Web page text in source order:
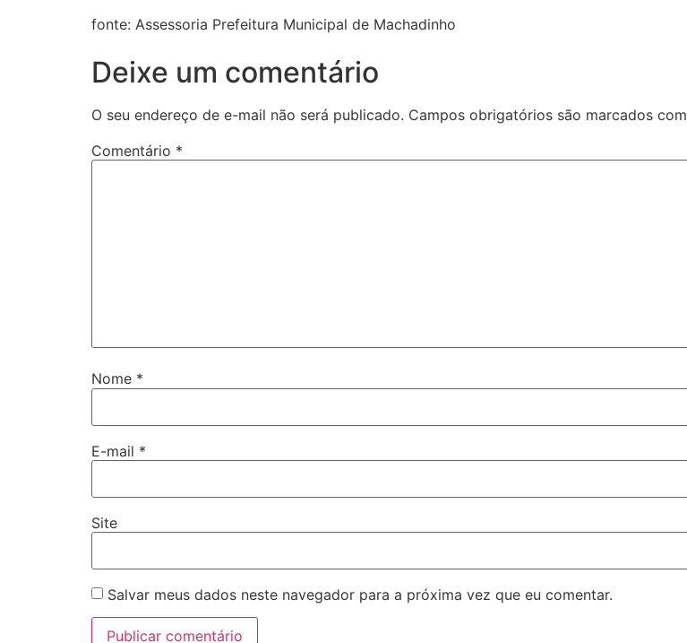
fonte: Assessoria Prefeitura Municipal de Machadinho
Deixe um comentário
O seu endereço de e-mail não será publicado. Campos obrigatórios são marcados com
Comentário *
Nome *
E-mail *
Site
Salvar meus dados neste navegador para a próxima vez que eu comentar.